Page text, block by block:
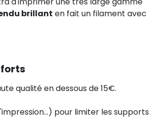
brillant en fait un filament avec
forts
qualité en dessous de 15€.
pour limiter les supports